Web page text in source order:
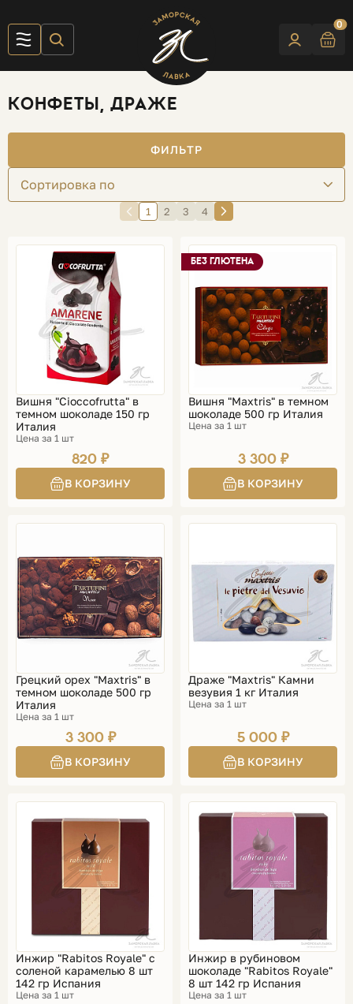
0
КОНФЕТЫ, ДРАЖЕ
ФИЛЬТР
Сортировка по
1 2 3 4
Вишня "Cioccofrutta" в
темном шоколаде 150 гр
Италия
Цена за 1 шт
820 ₽
БЕЗ ГЛЮТЕНА
Вишня "Maxtris" в темном
шоколаде 500 гр Италия
Цена за 1 шт
3 300 ₽
Грецкий орех "Maxtris" в
темном шоколаде 500 гр
Италия
Цена за 1 шт
3 300 ₽
Драже "Maxtris" Камни
везувия 1 кг Италия
Цена за 1 шт
5 000 ₽
Инжир "Rabitos Royale" с
соленой карамелью 8 шт
142 гр Испания
Цена за 1 шт
Инжир в рубиновом
шоколаде "Rabitos Royale"
8 шт 142 гр Испания
Цена за 1 шт